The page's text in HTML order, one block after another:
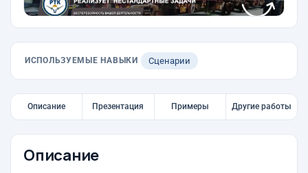
ИСПОЛЬЗУЕМЫЕ НАВЫКИ Сценарии
Описание Презентация Примеры Другие работы
Описание